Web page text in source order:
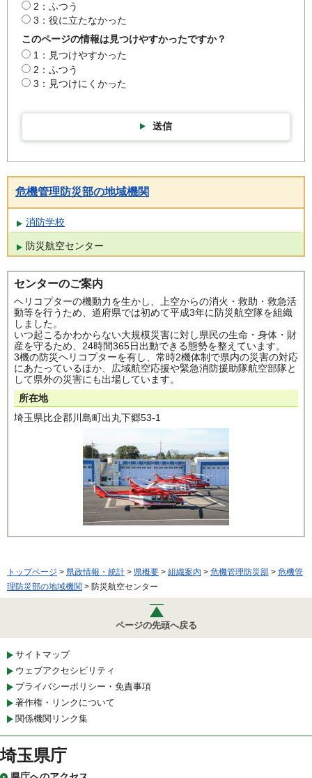
2：ふつう
3：役に立たなかった
このページの情報は見つけやすかったですか？
1：見つけやすかった
2：ふつう
3：見つけにくかった
送信
危機管理防災部の地域機関
消防学校
防災航空センター
センターのご案内
ヘリコプターの機動力を生かし、上空からの消火・救助・救急活
動等を行うため、道府県では初めて平成3年に防災航空隊を組織
しました。
いつ起こるかわからない大規模災害に対し県民の生命・身体・財
産を守るため、24時間365日出動できる態勢を整えています。
3機の防災ヘリコプターを有し、常時2機体制で県内の災害の対応
にあたっているほか、広域航空応援や緊急消防援助隊航空部隊と
して県外の災害にも出場しています。
所在地
埼玉県比企郡川島町出丸下郷53-1
トップページ > 県政情報・統計 > 県概要 > 組織案内 > 危機管理防災部 > 危機管
理防災部の地域機関 > 防災航空センター
ページの先頭へ戻る
サイトマップ
ウェブアクセシビリティ
プライバシーポリシー・免責事項
著作権・リンクについて
関係機関リンク集
埼玉県庁